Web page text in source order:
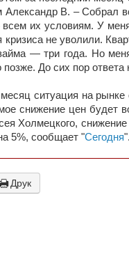
Александр В. – Собрал
всем их условиям. У
кризиса не уволили.
— три года. Но
позже. До сих пор
ситуация на рынке
снижение цен будет
Холмецкого,
5%, сообщает "Сегодня".
Друк